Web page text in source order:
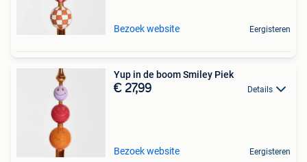
Bezoek website Eergisteren
Yup in de boom Smiley Piek
€ 27,99 Details
Bezoek website Eergisteren